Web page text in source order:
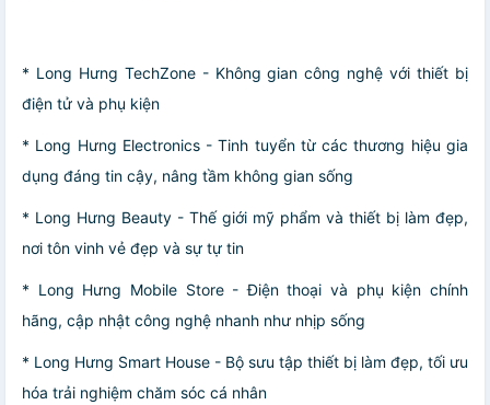
* Long Hưng TechZone - Không gian công nghệ với thiết bị
điện tử và phụ kiện
* Long Hưng Electronics - Tinh tuyển từ các thương hiệu gia
dụng đáng tin cậy, nâng tầm không gian sống
* Long Hưng Beauty - Thế giới mỹ phẩm và thiết bị làm đẹp,
nơi tôn vinh vẻ đẹp và sự tự tin
* Long Hưng Mobile Store - Điện thoại và phụ kiện chính
hãng, cập nhật công nghệ nhanh như nhịp sống
* Long Hưng Smart House - Bộ sưu tập thiết bị làm đẹp, tối ưu
hóa trải nghiệm chăm sóc cá nhân